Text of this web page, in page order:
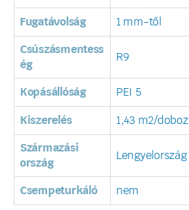
Fugatávolság 1 mm-től
Csúszásmentess
ég
R9
Kopásállóság PEI 5
Kiszerelés 1,43 m2/doboz
Származási
ország
Lengyelország
Csempeturkáló nem